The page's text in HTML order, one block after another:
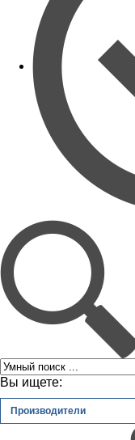
Вы ищете:
Производители